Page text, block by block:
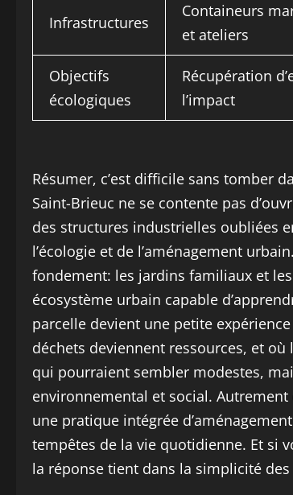
Infrastructures
Containeurs
et ateliers
Objectifs
écologiques
Récupération
l’impact
Résumer, c’est difficile sans tomber
Saint-Brieuc ne se contente pas
des structures industrielles oubliées
l’écologie et de l’aménagement
fondement: les jardins familiaux et
écosystème urbain capable
parcelle devient une petite
déchets deviennent ressources, et où
qui pourraient sembler modestes,
environnemental et social.
une pratique intégrée
tempêtes de la vie quotidienne. Et si
la réponse tient dans la simplicité